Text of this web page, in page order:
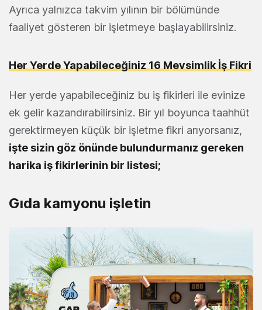
Ayrıca yalnızca takvim yılının bir bölümünde
faaliyet gösteren bir işletmeye başlayabilirsiniz.
Her Yerde Yapabileceğiniz 16 Mevsimlik İş Fikri
Her yerde yapabileceğiniz bu iş fikirleri ile evinize
ek gelir kazandırabilirsiniz. Bir yıl boyunca taahhüt
gerektirmeyen küçük bir işletme fikri arıyorsanız,
işte sizin göz önünde bulundurmanız gereken
harika iş fikirlerinin bir listesi;
Gıda kamyonu işletin